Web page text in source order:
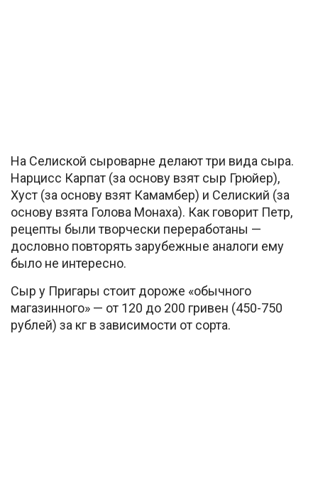
На Селиской сыроварне делают три вида сыра.
Нарцисс Карпат (за основу взят сыр Грюйер),
Хуст (за основу взят Камамбер) и Селиский (за
основу взята Голова Монаха). Как говорит Петр,
рецепты были творчески переработаны —
дословно повторять зарубежные аналоги ему
было не интересно.
Сыр у Пригары стоит дороже «обычного
магазинного» — от 120 до 200 гривен (450-750
рублей) за кг в зависимости от сорта.